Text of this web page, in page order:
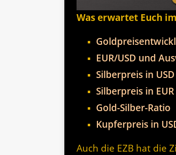
Was erwartet Euch
EUR/USD und
Silberpreis in USD
Silberpreis in EUR
Gold-Silber-Ratio
Kupferpreis in
Auch die EZB hat die